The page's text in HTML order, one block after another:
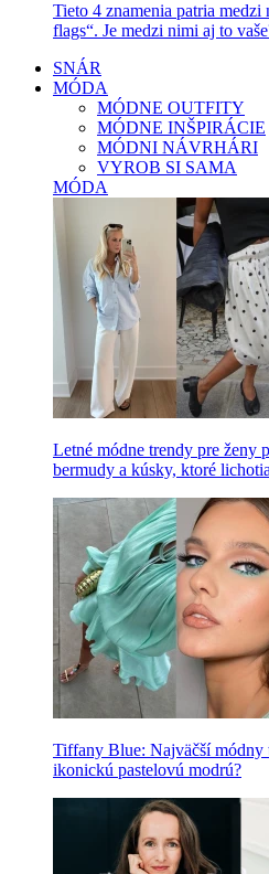
Tieto 4 znamenia patria medzi
flags“. Je medzi nimi aj to
SNÁR
MÓDA
MÓDNE OUTFITY
MÓDNE INŠPIRÁCIE
MÓDNI NÁVRHÁRI
VYROB SI SAMA
MÓDA
Letné módne trendy pre ženy
bermudy a kúsky, ktoré
Tiffany Blue: Najväčší
ikonickú pastelovú modrú?